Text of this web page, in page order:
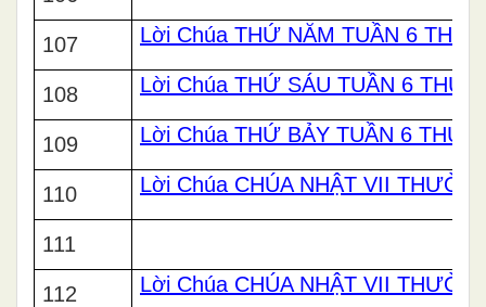
107 Lời Chúa THỨ NĂM TUẦN 6
108 Lời Chúa THỨ SÁU TUẦN 6
109 Lời Chúa THỨ BẢY TUẦN 6
110 Lời Chúa CHÚA NHẬT VII
111
112 Lời Chúa CHÚA NHẬT VII